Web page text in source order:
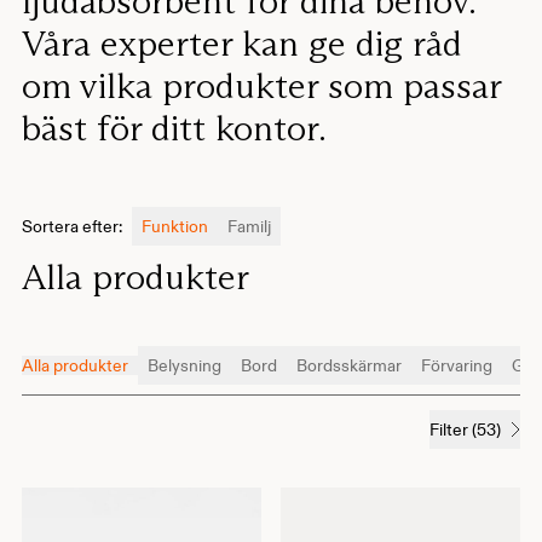
Våra experter kan ge dig råd
om vilka produkter som passar
bäst för ditt kontor.
Alla produkter
Sortera efter: Funktion Familj
Alla produkter Belysning Bord Bordsskärmar Förvaring
Filter(53)